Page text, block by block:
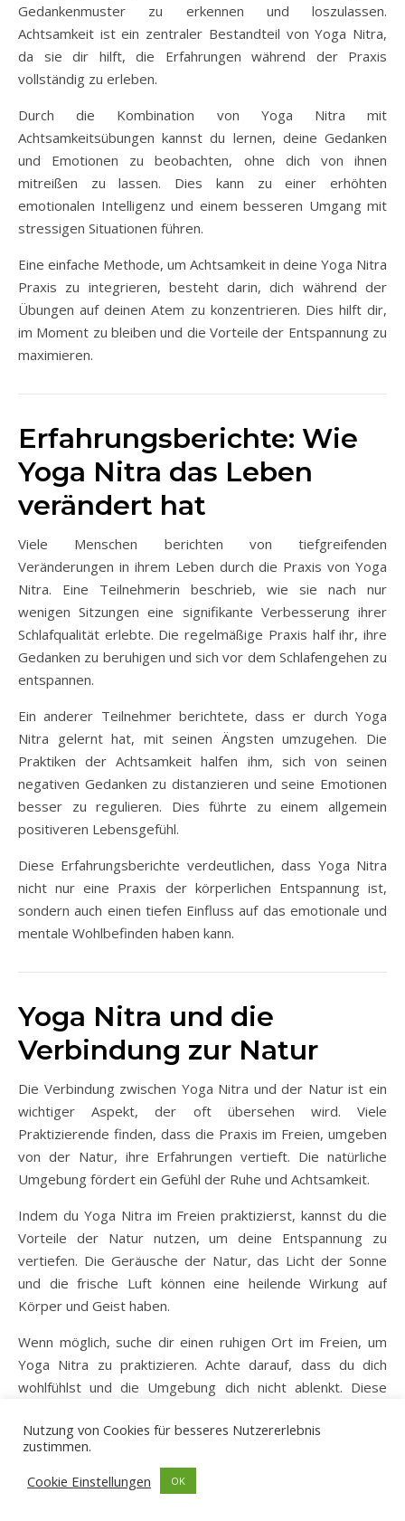
Gedankenmuster zu erkennen und loszulassen.
Achtsamkeit ist ein zentraler Bestandteil von Yoga Nitra,
da sie dir hilft, die Erfahrungen während der Praxis
vollständig zu erleben.
Durch die Kombination von Yoga Nitra mit
Achtsamkeitsübungen kannst du lernen, deine Gedanken
und Emotionen zu beobachten, ohne dich von ihnen
mitreißen zu lassen. Dies kann zu einer erhöhten
emotionalen Intelligenz und einem besseren Umgang mit
stressigen Situationen führen.
Eine einfache Methode, um Achtsamkeit in deine Yoga Nitra
Praxis zu integrieren, besteht darin, dich während der
Übungen auf deinen Atem zu konzentrieren. Dies hilft dir,
im Moment zu bleiben und die Vorteile der Entspannung zu
maximieren.
Erfahrungsberichte: Wie
Yoga Nitra das Leben
verändert hat
Viele Menschen berichten von tiefgreifenden
Veränderungen in ihrem Leben durch die Praxis von Yoga
Nitra. Eine Teilnehmerin beschrieb, wie sie nach nur
wenigen Sitzungen eine signifikante Verbesserung ihrer
Schlafqualität erlebte. Die regelmäßige Praxis half ihr, ihre
Gedanken zu beruhigen und sich vor dem Schlafengehen zu
entspannen.
Ein anderer Teilnehmer berichtete, dass er durch Yoga
Nitra gelernt hat, mit seinen Ängsten umzugehen. Die
Praktiken der Achtsamkeit halfen ihm, sich von seinen
negativen Gedanken zu distanzieren und seine Emotionen
besser zu regulieren. Dies führte zu einem allgemein
positiveren Lebensgefühl.
Diese Erfahrungsberichte verdeutlichen, dass Yoga Nitra
nicht nur eine Praxis der körperlichen Entspannung ist,
sondern auch einen tiefen Einfluss auf das emotionale und
mentale Wohlbefinden haben kann.
Yoga Nitra und die
Verbindung zur Natur
Die Verbindung zwischen Yoga Nitra und der Natur ist ein
wichtiger Aspekt, der oft übersehen wird. Viele
Praktizierende finden, dass die Praxis im Freien, umgeben
von der Natur, ihre Erfahrungen vertieft. Die natürliche
Umgebung fördert ein Gefühl der Ruhe und Achtsamkeit.
Indem du Yoga Nitra im Freien praktizierst, kannst du die
Vorteile der Natur nutzen, um deine Entspannung zu
vertiefen. Die Geräusche der Natur, das Licht der Sonne
und die frische Luft können eine heilende Wirkung auf
Körper und Geist haben.
Wenn möglich, suche dir einen ruhigen Ort im Freien, um
Yoga Nitra zu praktizieren. Achte darauf, dass du dich
wohlfühlst und die Umgebung dich nicht ablenkt. Diese
erheblich unterstützen.
Nutzung von Cookies für besseres Nutzererlebnis
zustimmen.
Cookie Einstellungen
OK